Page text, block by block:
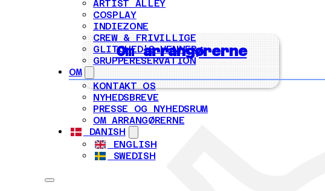
ARTIST ALLEY
COSPLAY
INDIEZONE
CREW & FRIVILLIGE
GLITCHED'S VENNER
GRUPPERESERVATION
OM
KONTAKT OS
NYHEDSBREVE
PRESSE OG NYHEDSRUM
OM ARRANGØRERNE
DANISH
ENGLISH
SWEDISH
Om arrangørerne